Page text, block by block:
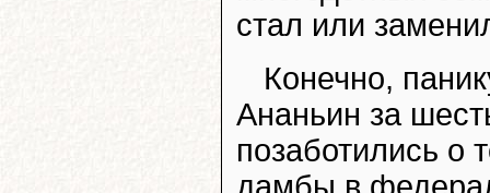
стал или
Конечно,
Ананьин за
позаботились о